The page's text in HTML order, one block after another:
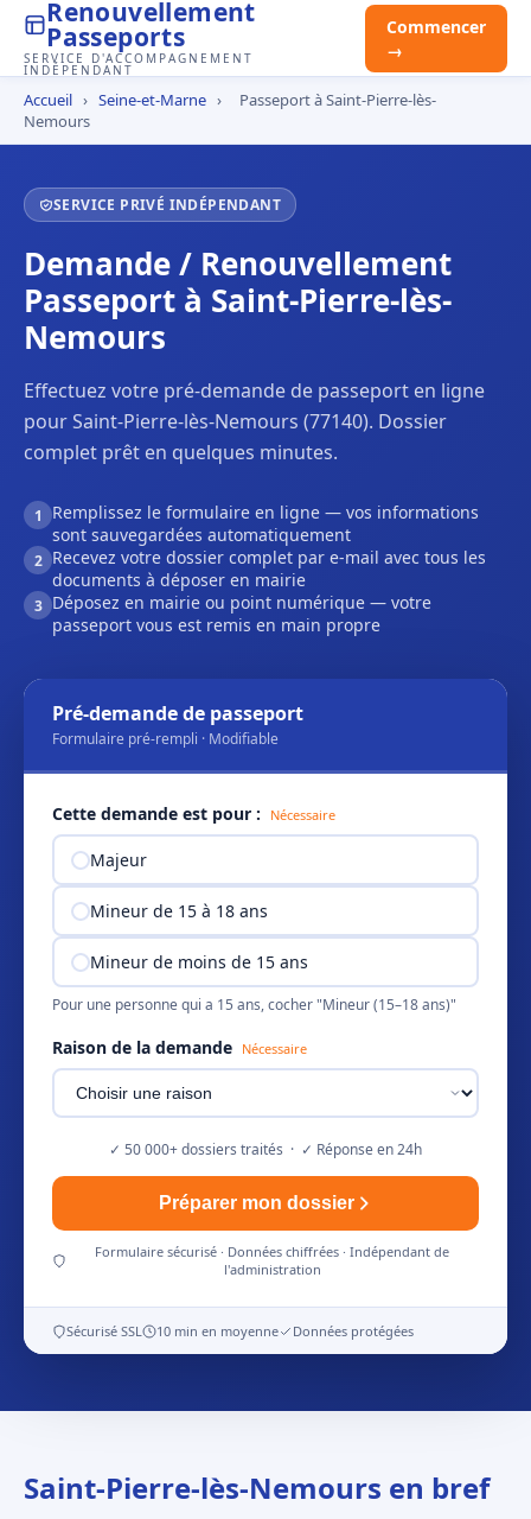
Renouvellement
Passeports
SERVICE D'ACCOMPAGNEMENT
INDÉPENDANT
Commencer
→
Accueil › Seine-et-Marne ›
Passeport à Saint-Pierre-lès-
Nemours
SERVICE PRIVÉ INDÉPENDANT
Demande / Renouvellement
Passeport à Saint-Pierre-lès-
Nemours
Effectuez votre pré-demande de passeport en ligne
pour Saint-Pierre-lès-Nemours (77140). Dossier
complet prêt en quelques minutes.
1
Remplissez le formulaire en ligne — vos informations
sont sauvegardées automatiquement
2 Recevez votre dossier complet par e-mail avec tous les
documents à déposer en mairie
3 Déposez en mairie ou point numérique — votre
passeport vous est remis en main propre
Pré-demande de passeport
Formulaire pré-rempli · Modifiable
Cette demande est pour : Nécessaire
Majeur
Mineur de 15 à 18 ans
Mineur de moins de 15 ans
Pour une personne qui a 15 ans, cocher "Mineur (15–18 ans)"
Raison de la demande Nécessaire
✓ 50 000+ dossiers traités · ✓ Réponse en 24h
Préparer mon dossier
Formulaire sécurisé · Données chiffrées · Indépendant de
l'administration
Sécurisé SSL 10 min en moyenne Données protégées
Saint-Pierre-lès-Nemours en bref